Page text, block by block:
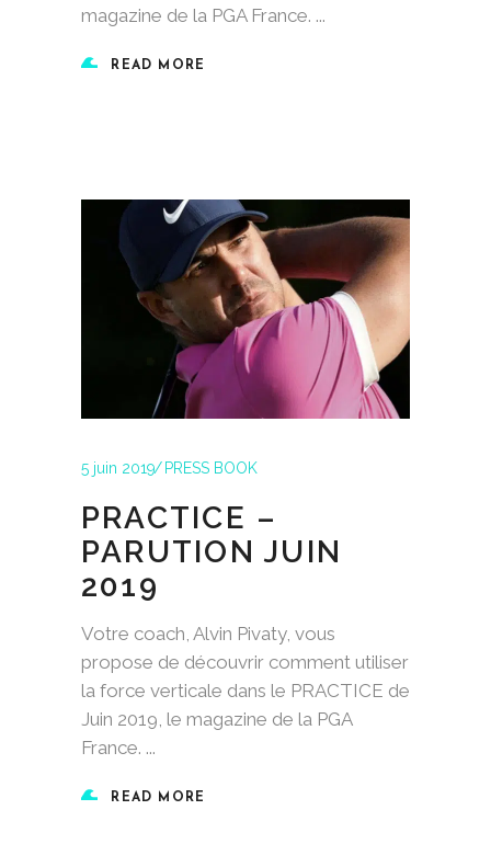
magazine de la PGA France.
READ MORE
5 juin 2019 PRESS BOOK
PRACTICE –
PARUTION JUIN
2019
Votre coach, Alvin Pivaty, vous
propose de découvrir comment utiliser
la force verticale dans le PRACTICE de
Juin 2019, le magazine de la PGA
France.
READ MORE